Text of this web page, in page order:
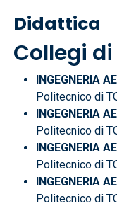
Didattica
Collegi
INGEGNERIA
Politecnico di
INGEGNERIA
Politecnico di
INGEGNERIA
Politecnico di
INGEGNERIA
Politecnico di